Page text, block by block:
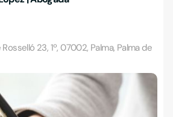
23, 1º, 07002, Palma, Palma de